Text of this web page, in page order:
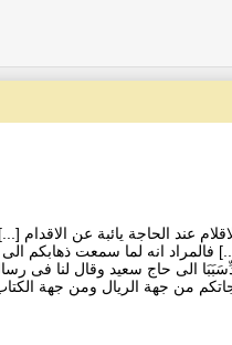
عند الحاجة يائبة عن
فالمراد انه لما سمعت ذهابكم
الى حاج سعيد وقال لنا فى
من جهة الريال ومن جهة